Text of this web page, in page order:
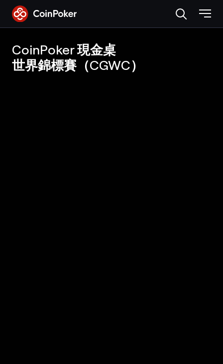
Skip
the
contentCoinPoker 現金桌
世界錦標賽（CGWC）